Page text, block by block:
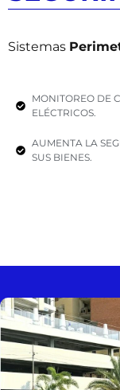
Sistemas
MONITOREO DE
ELÉCTRICOS.
AUMENTA LA
SUS BIENES.